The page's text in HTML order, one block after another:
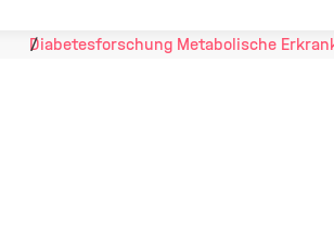
Diabetesforschung Metabolische